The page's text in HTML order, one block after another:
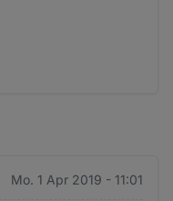
Mo. 1 Apr 2019 - 11:01